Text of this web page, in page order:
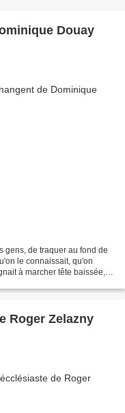
Douay
gens, de traquer au fond de
le connaissait, qu'on
à marcher tête baissée,
Roger Zelazny